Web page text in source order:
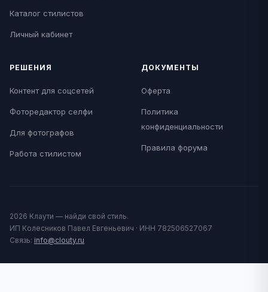
Каталог стилистов
Личный кабинет
РЕШЕНИЯ
Контент для соцсетей
Фоторедактор селфи
Для фотографов
Работа стилистом
ДОКУМЕНТЫ
Оферта
Политика
конфиденциальности
Правила форума
2026 Клаути — найди свой стиль.
ИП Колесников Павел Евгеньевич · ИНН 782506527067
Связь: info@clouty.ru